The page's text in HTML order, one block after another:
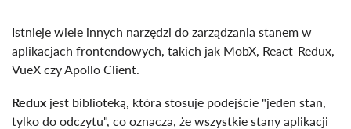
Istnieje wiele innych narzędzi do zarządzania stanem w
aplikacjach frontendowych, takich jak MobX, React-Redux,
VueX czy Apollo Client.
Redux jest biblioteką, która stosuje podejście "jeden stan,
tylko do odczytu", co oznacza, że ​​wszystkie stany aplikacji